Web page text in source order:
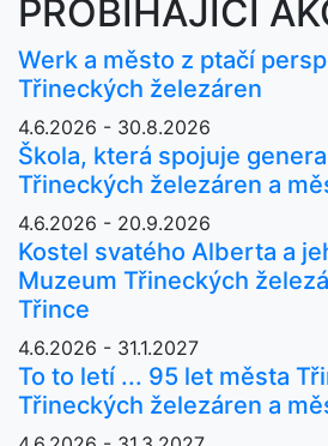
PROBÍHAJÍCÍ
Werk a město z ptačí
Třineckých železáren
4.6.2026 - 30.8.2026
Škola, která spojuje
Třineckých železáren a
4.6.2026 - 20.9.2026
Kostel svatého Alberta a
Muzeum Třineckých
Třince
4.6.2026 - 31.1.2027
To to letí ... 95 let města
Třineckých železáren a